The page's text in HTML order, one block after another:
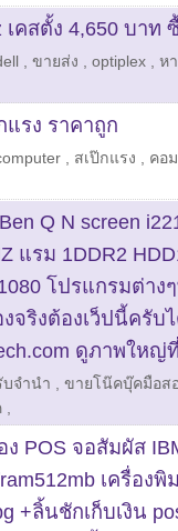
เคสตั้ง 4,650 บาท
ขายส่ง optiplex
ห
แรง ราคาถูก
สเป๊กแรง
คอ
Q N screen
แรม 1DDR2
โปรแกรมต่าง
จริงต้องเว็ปนี้ครับ
ดูภาพใหญ่
บจำนำ
ขายโน๊คบุ๊คมือส
POS จอสัมผัส
เครื่องพิ
+ลิ้นชักเก็บเงิน